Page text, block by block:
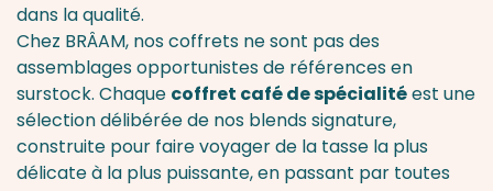
dans la qualité.
Chez BRÂAM, nos coffrets ne sont pas des
assemblages opportunistes de références en
surstock. Chaque coffret café de spécialitéest une
sélection délibérée de nos blends signature,
construite pour faire voyager de la tasse la plus
délicate à la plus puissante, en passant par toutes